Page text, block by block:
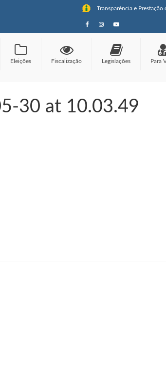
Transparência e Prestação
Eleições Fiscalização Legislações Para
30 at 10.03.49